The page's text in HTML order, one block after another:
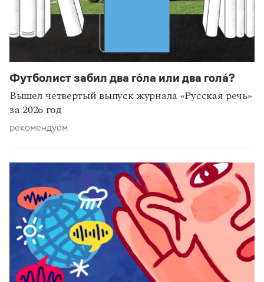
Футболист забил два го́ла или два гола́?
Вышел четвертый выпуск журнала «Русская речь»
за 2026 год
рекомендуем